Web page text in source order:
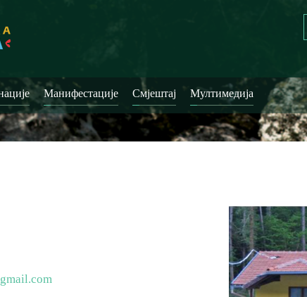
Манифестације Смјештај Мултимедија